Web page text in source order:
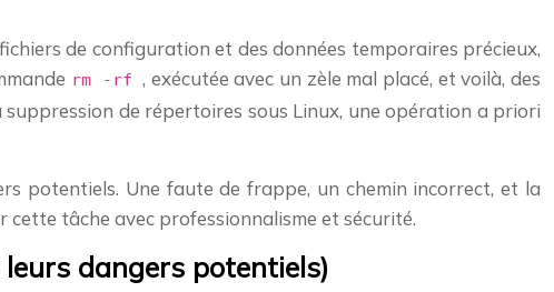
de configuration et des données temporaires précieux,
rm -rf, exécutée avec un zèle mal placé, et voilà, des
de répertoires sous Linux, une opération a priori
potentiels. Une faute de frappe, un chemin incorrect, et la
tâche avec professionnalisme et sécurité.
dangers potentiels)